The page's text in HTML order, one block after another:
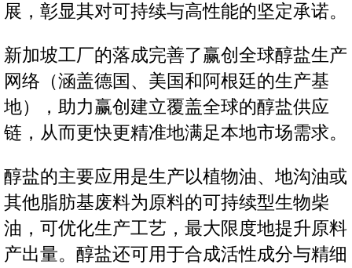
展，彰显其对可持续与高性能的坚定承诺。
新加坡工厂的落成完善了赢创全球醇盐生产
网络（涵盖德国、美国和阿根廷的生产基
地），助力赢创建立覆盖全球的醇盐供应
链，从而更快更精准地满足本地市场需求。
醇盐的主要应用是生产以植物油、地沟油或
其他脂肪基废料为原料的可持续型生物柴
油，可优化生产工艺，最大限度地提升原料
产出量。醇盐还可用于合成活性成分与精细